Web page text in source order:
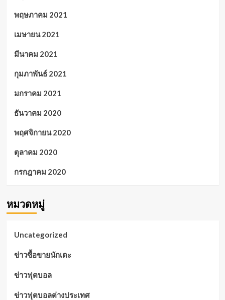
พฤษภาคม 2021
เมษายน 2021
มีนาคม 2021
กุมภาพันธ์ 2021
มกราคม 2021
ธันวาคม 2020
พฤศจิกายน 2020
ตุลาคม 2020
กรกฎาคม 2020
หมวดหมู่
Uncategorized
ข่าวซื้อขายนักเตะ
ข่าวฟุตบอล
ข่าวฟุตบอลต่างประเทศ